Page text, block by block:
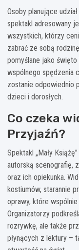
Osoby planujące
spektakl adresowany
wszystkich, którzy
zabrać ze sobą
pomyślane jako święto
wspólnego spędzenia
zostanie odpowiednio
dzieci i dorosłych.
Co czeka
Przyjaźń?
Spektakl „Mały
autorską scenografię,
oraz ich opiekunka.
kostiumów, starannie
oprawy, które
Organizatorzy
rozrywkę, ale także
płynących z lektury –